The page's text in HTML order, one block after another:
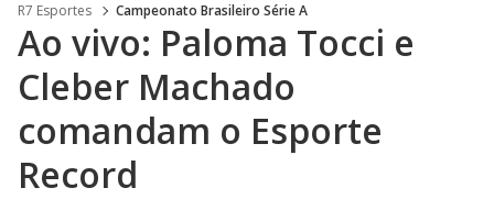
R7 Esportes Campeonato Brasileiro Série A
Ao vivo: Paloma Tocci e
Cleber Machado
comandam o Esporte
Record